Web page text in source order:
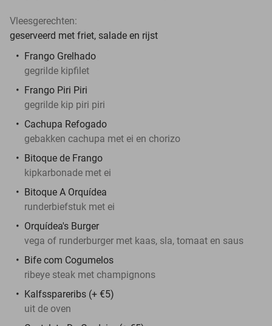
Vleesgerechten:
geserveerd met friet, salade en rijst
Frango Grelhado
gegrilde kipfilet
Frango Piri Piri
gegrilde kip piri piri
Cachupa Refogado
gebakken cachupa met ei en chorizo
Bitoque de Frango
kipkarbonade met ei
Bitoque A Orquídea
runderbiefstuk met ei
Orquídea's Burger
vega of runderburger met kaas, sla, tomaat en saus
Bife com Cogumelos
ribeye steak met champignons
Kalfsspareribs (+ €5)
uit de oven